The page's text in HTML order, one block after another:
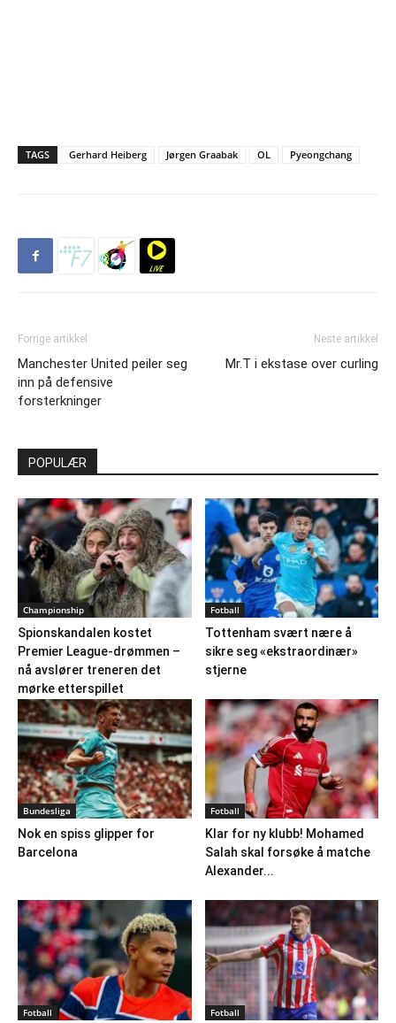
TAGS Gerhard Heiberg Jørgen Graabak OL Pyeongchang
Forrige artikkel
Manchester United peiler seg
inn på defensive
forsterkninger
Neste artikkel
Mr.T i ekstase over curling
POPULÆR
Championship
Spionskandalen kostet
Premier League-drømmen –
nå avslører treneren det
mørke etterspillet
Fotball
Tottenham svært nære å
sikre seg «ekstraordinær»
stjerne
Bundesliga
Nok en spiss glipper for
Barcelona
Fotball
Klar for ny klubb! Mohamed
Salah skal forsøke å matche
Alexander...
Fotball Fotball